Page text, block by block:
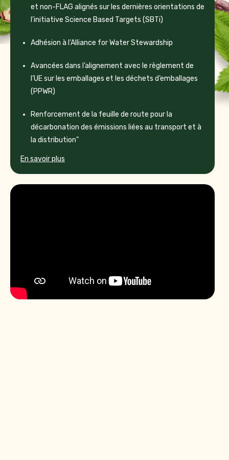
et non-FLAG alignés sur les dernières orientations de
l’initiative Science Based Targets (SBTi)
Adhésion à l’Alliance for Water Stewardship
Avancées dans l’alignement avec le règlement de
l’UE sur les emballages et les déchets d’emballages
(PPWR)
Renforcement de la feuille de route pour la
décarbonation des émissions liées au transport et à
la distribution"
En savoir plus